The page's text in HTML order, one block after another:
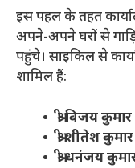
​इस पहल के तहत
अपने-अपने घरों से
पहुंचे। साइकिल से
शामिल हैं:
श्री विजय कुमार
श्री शीतेश कुमार
श्री धनंजय